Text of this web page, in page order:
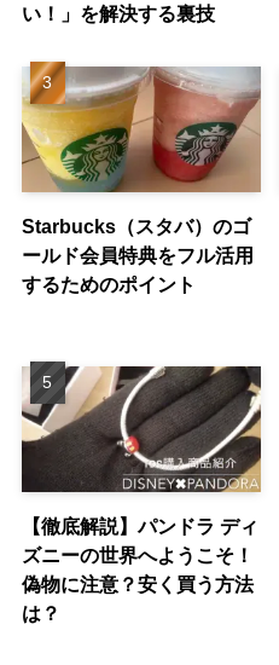
い！」を解決する裏技
Starbucks（スタバ）のゴ
ールド会員特典をフル活用
するためのポイント
【徹底解説】パンドラ ディ
ズニーの世界へようこそ！
偽物に注意？安く買う方法
は？